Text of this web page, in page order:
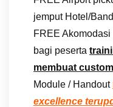
jemput Hotel/
FREE
bagi peserta
membuat
Module / Handout
excellence